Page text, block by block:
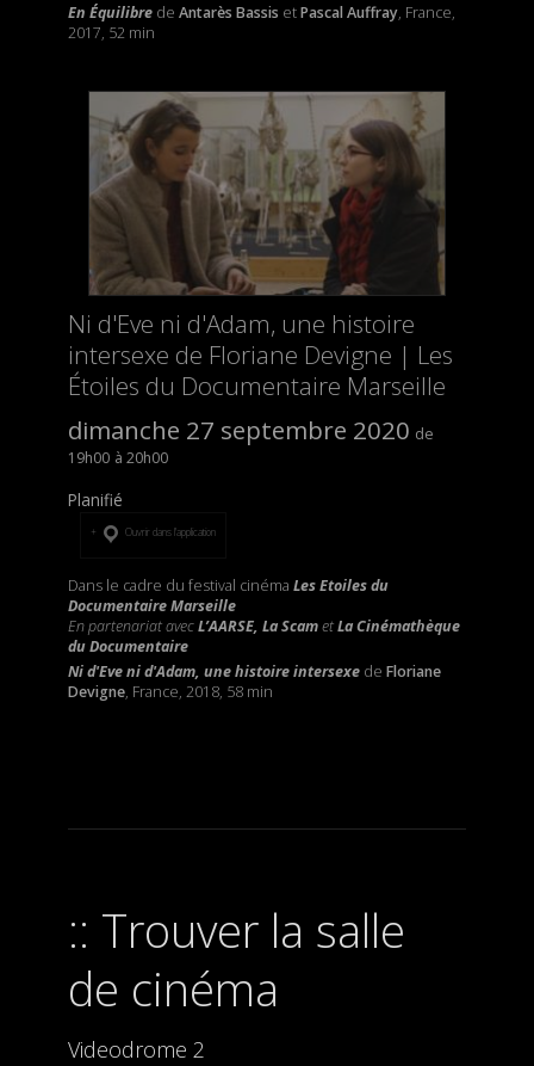
En Équilibrede Antarès Bassis etPascal Auffray, France,
2017, 52 min
Ni d'Eve ni d'Adam, une histoire
intersexe de Floriane Devigne | Les
Étoiles du Documentaire Marseille
dimanche 27 septembre 2020
19h00 20h00
Planifié
Ouvrir dans l’application
Dans le cadre du festival cinéma Les Etoiles du
Documentaire Marseille
En partenariat avecL’AARSE, La ScametLa Cinémathèque
du Documentaire
Ni d'Eve ni d'Adam, une histoire intersexede Floriane
Devigne, France, 2018, 58 min
Trouver la salle
de cinéma
Videodrome 2